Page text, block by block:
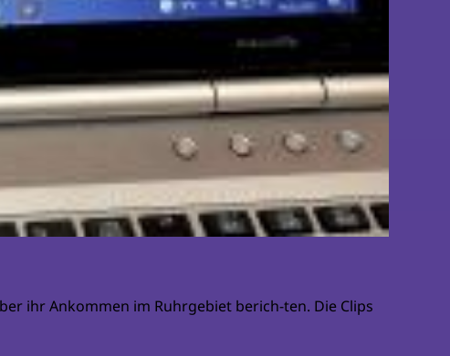
ihr Ankommen im Ruhrgebiet berich-ten. Die Clips